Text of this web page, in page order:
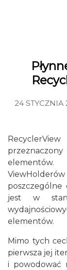
24 STYCZNIA
jest w
elementów.
Mimo tych
pierwsza jej
i powodować